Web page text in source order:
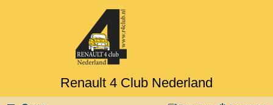
Renault 4 Club Nederland